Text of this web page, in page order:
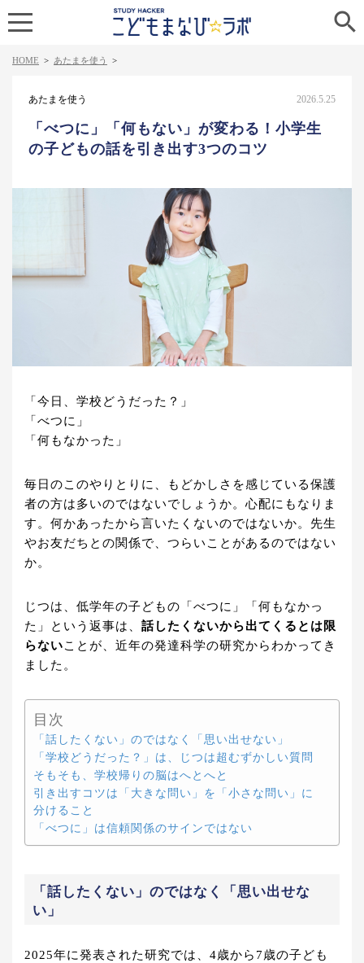

HOME > あたまを使う >
あたまを使う 2026.5.25
「べつに」「何もない」が変わる！小学生
の子どもの話を引き出す3つのコツ
「今日、学校どうだった？」
「べつに」
「何もなかった」
毎日のこのやりとりに、もどかしさを感じている保護
者の方は多いのではないでしょうか。心配にもなりま
す。何かあったから言いたくないのではないか。先生
やお友だちとの関係で、つらいことがあるのではない
か。
じつは、低学年の子どもの「べつに」「何もなかっ
た」という返事は、 話したくないから出てくるとは限
らないことが、近年の発達科学の研究からわかってき
ました。
目次
「話したくない」のではなく「思い出せない」
「学校どうだった？」は、じつは超むずかしい質問
そもそも、学校帰りの脳はへとへと
引き出すコツは「大きな問い」を「小さな問い」に
分けること
「べつに」は信頼関係のサインではない
「話したくない」のではなく「思い出せな
い」
2025年に発表された研究では、4歳から7歳の子ども